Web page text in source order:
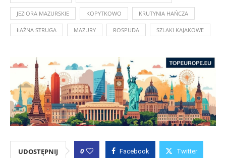
JEZIORA MAZURSKIE KOPYTKOWO KRUTYNIA HAŃCZA
ŁAŹNA STRUGA MAZURY ROSPUDA SZLAKI KAJAKOWE
UDOSTĘPNIJ 0 Facebook Twitter